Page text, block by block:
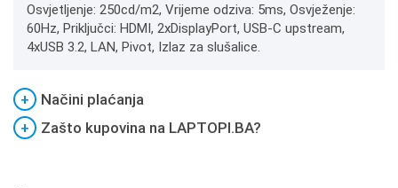
Osvjetljenje: 250cd/m2, Vrijeme odziva: 5ms, Osvježenje:
60Hz, Priključci: HDMI, 2xDisplayPort, USB-C upstream,
4xUSB 3.2, LAN, Pivot, Izlaz za slušalice.
+
Načini plaćanja
+
Zašto kupovina na LAPTOPI.BA?